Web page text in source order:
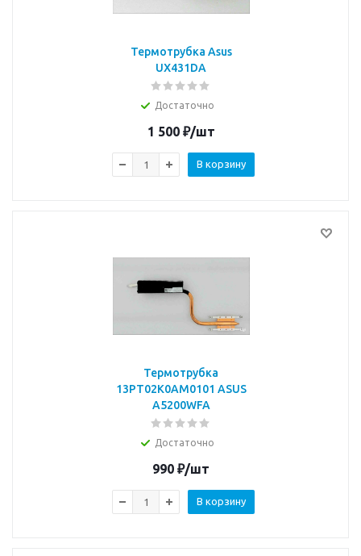
Термотрубка Asus
UX431DA
Достаточно
1 500₽/шт
В корзину
Термотрубка
13PT02K0AM0101 ASUS
A5200WFA
Достаточно
990 ₽/шт
В корзину